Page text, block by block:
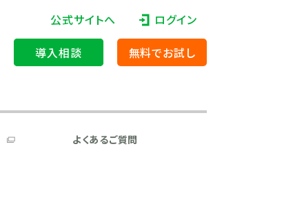
公式サイトへ
ログイン
導入相談
無料でお試し
よくあるご質問